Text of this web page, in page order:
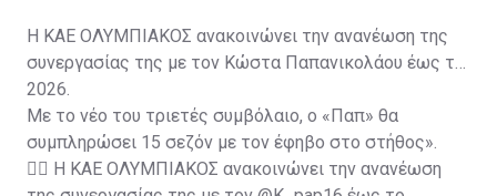
Η ΚΑΕ ΟΛΥΜΠΙΑΚΟΣ ανακοινώνει την ανανέωση της
συνεργασίας της με τον Κώστα Παπανικολάου έως το
2026.
Με το νέο του τριετές συμβόλαιο, ο «Παπ» θα
συμπληρώσει 15 σεζόν με τον έφηβο στο στήθος».
✍🏽 Η ΚΑΕ ΟΛΥΜΠΙΑΚΟΣ ανακοινώνει την ανανέωση